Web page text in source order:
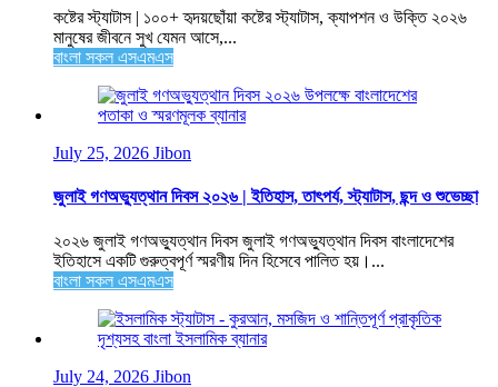
কষ্টের স্ট্যাটাস | ১০০+ হৃদয়ছোঁয়া কষ্টের স্ট্যাটাস, ক্যাপশন ও উক্তি ২০২৬
মানুষের জীবনে সুখ যেমন আসে,...
বাংলা সকল এসএমএস
July 25, 2026 Jibon
জুলাই গণঅভ্যুত্থান দিবস ২০২৬ | ইতিহাস, তাৎপর্য, স্ট্যাটাস, ছন্দ ও শুভেচ্ছা
২০২৬ জুলাই গণঅভ্যুত্থান দিবস জুলাই গণঅভ্যুত্থান দিবস বাংলাদেশের
ইতিহাসে একটি গুরুত্বপূর্ণ স্মরণীয় দিন হিসেবে পালিত হয়।...
বাংলা সকল এসএমএস
July 24, 2026 Jibon